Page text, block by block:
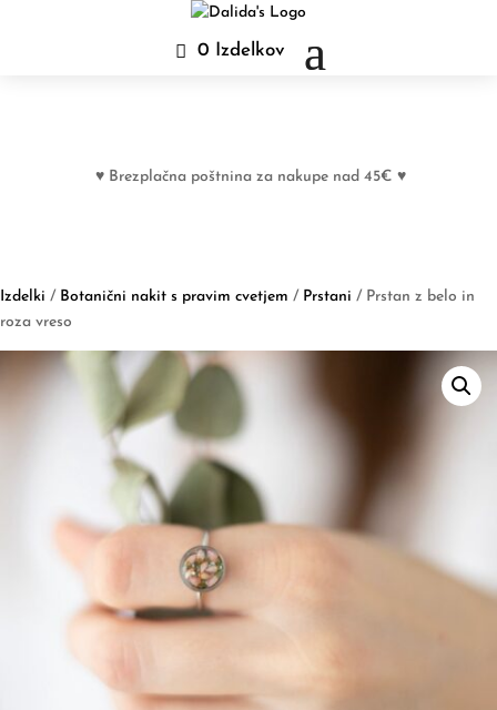
0 Izdelkov
♥ Brezplačna poštnina za nakupe nad 45€ ♥
Izdelki / Botanični nakit s pravim cvetjem / Prstani / Prstan z belo in
roza vreso